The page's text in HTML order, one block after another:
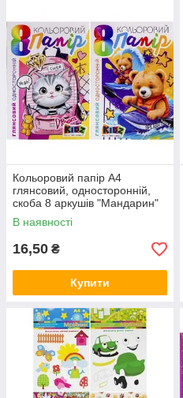
Кольоровий папір А4
глянсовий, односторонній,
скоба 8 аркушів "Мандарин"
235394 MZOPT
В наявності
16,50 ₴
Купити